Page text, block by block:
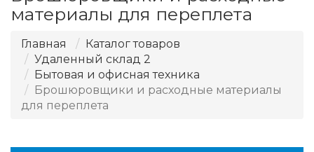
материалы для переплета
Главная
Каталог товаров
Удаленный склад 2
Бытовая и офисная техника
Брошюровщики и расходные материалы
для переплета